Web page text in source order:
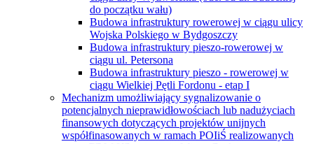
do początku wału)
Budowa infrastruktury rowerowej w ciągu ulicy
Wojska Polskiego w Bydgoszczy
Budowa infrastruktury pieszo-rowerowej w
ciągu ul. Petersona
Budowa infrastruktury pieszo - rowerowej w
ciągu Wielkiej Pętli Fordonu - etap I
Mechanizm umożliwiający sygnalizowanie o
potencjalnych nieprawidłowościach lub nadużyciach
finansowych dotyczących projektów unijnych
współfinasowanych w ramach POIiŚ realizowanych